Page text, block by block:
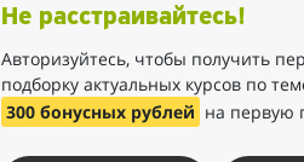
Не расстраивайтесь!
Авторизуйтесь, чтобы получить
подборку актуальных курсов по
300 бонусных рублей на первую